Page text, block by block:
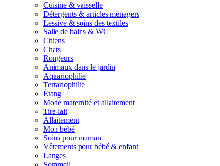
Cuisine & vaisselle
Détergents & articles ménagers
Lessive & soins des textiles
Salle de bains & WC
Chiens
Chats
Rongeurs
Animaux dans le jardin
Aquariophilie
Terrariophilie
Étang
Mode maternité et allaitement
Tire-lait
Allaitement
Mon bébé
Soins pour maman
Vêtements pour bébé & enfant
Langes
Sommeil